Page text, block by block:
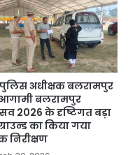
अधीक्षक बलरामपुर
आगामी बलरामपुर
2026 के दृष्टिगत बड़ा
का किया गया
निरीक्षण